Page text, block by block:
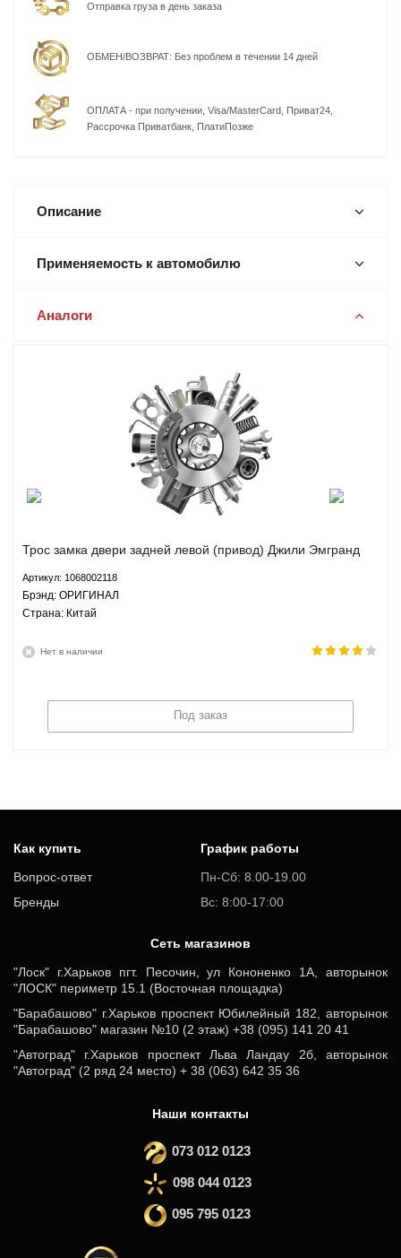
Отправка груза в день заказа
ОБМЕН/ВОЗВРАТ: Без проблем в течении 14 дней
ОПЛАТА - при получении, Visa/MasterCard, Приват24,
Рассрочка Приватбанк, ПлатиПозже
Описание
Применяемость к автомобилю
Аналоги
Трос замка двери задней левой (привод) Джили Эмгранд
ОРИГИНАЛ
Артикул: 1068002118
Брэнд: ОРИГИНАЛ
Страна: Китай
Нет в наличии
Под заказ
Как купить
Вопрос-ответ
Бренды
График работы
Пн-Сб: 8.00-19.00
Вс: 8:00-17:00
Cеть магазинов
"Лоск" г.Харьков пгт. Песочин, ул Кононенко 1А, авторынок
"ЛОСК" периметр 15.1 (Восточная площадка)
"Барабашово" г.Харьков проспект Юбилейный 182, авторынок
"Барабашово" магазин №10 (2 этаж) +38 (095) 141 20 41
"Автоград" г.Харьков проспект Льва Ландау 2б, авторынок
"Автоград" (2 ряд 24 место) + 38 (063) 642 35 36
Наши контакты
073 012 0123
098 044 0123
095 795 0123